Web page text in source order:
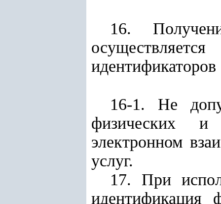
16.
16-1. Не
физических
электронном
услуг.
17. При
идентификация